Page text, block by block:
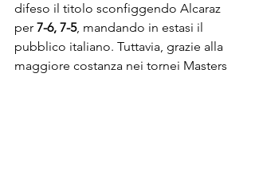
difeso il titolo sconfiggendo Alcaraz
per 7-6, 7-5, mandando in estasi il
pubblico italiano. Tuttavia, grazie alla
maggiore costanza nei tornei Masters